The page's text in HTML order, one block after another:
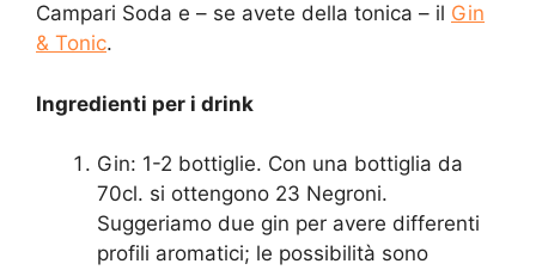
Campari Soda e – se avete della tonica – il Gin
& Tonic.
Ingredienti per i drink
Gin: 1-2 bottiglie. Con una bottiglia da
70cl. si ottengono 23 Negroni.
Suggeriamo due gin per avere differenti
profili aromatici; le possibilità sono